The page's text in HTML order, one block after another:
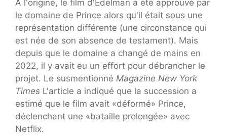
À l'origine, le film d'Edelman a été approuvé par
le domaine de Prince alors qu'il était sous une
représentation différente (une circonstance qui
est née de son absence de testament). Mais
depuis que le domaine a changé de mains en
2022, il y avait eu un effort pour débrancher le
projet. Le susmentionné Magazine New York
Times L'article a indiqué que la succession a
estimé que le film avait «déformé» Prince,
déclenchant une «bataille prolongée» avec
Netflix.